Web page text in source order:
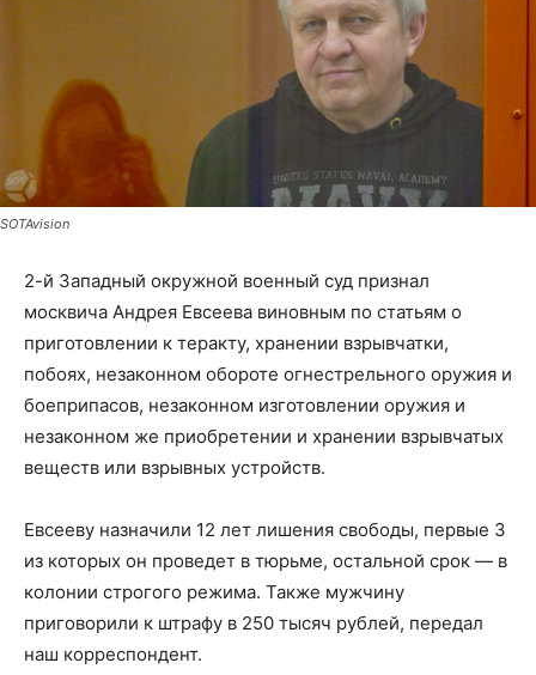
SOTAvision
2-й Западный окружной военный суд признал
москвича Андрея Евсеева виновным по статьям о
приготовлении к теракту, хранении взрывчатки,
побоях, незаконном обороте огнестрельного оружия и
боеприпасов, незаконном изготовлении оружия и
незаконном же приобретении и хранении взрывчатых
веществ или взрывных устройств.
Евсееву назначили 12 лет лишения свободы, первые 3
из которых он проведет в тюрьме, остальной срок — в
колонии строгого режима. Также мужчину
приговорили к штрафу в 250 тысяч рублей, передал
наш корреспондент.